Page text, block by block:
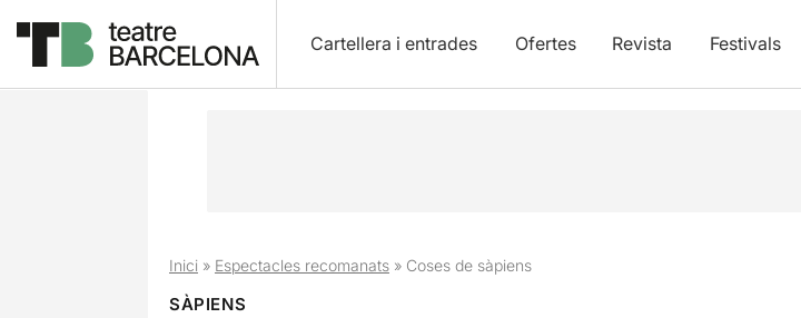
Cartellera i entrades Ofertes Revista Festivals
Inici» Espectacles recomanats» Coses de sàpiens
SÀPIENS